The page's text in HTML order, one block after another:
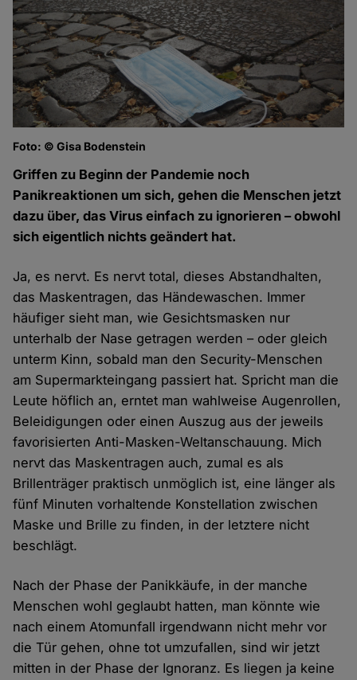
Foto: © Gisa Bodenstein
Griffen zu Beginn der Pandemie noch
Panikreaktionen um sich, gehen die Menschen jetzt
dazu über, das Virus einfach zu ignorieren – obwohl
sich eigentlich nichts geändert hat.
Ja, es nervt. Es nervt total, dieses Abstandhalten,
das Maskentragen, das Händewaschen. Immer
häufiger sieht man, wie Gesichtsmasken nur
unterhalb der Nase getragen werden – oder gleich
unterm Kinn, sobald man den Security-Menschen
am Supermarkteingang passiert hat. Spricht man die
Leute höflich an, erntet man wahlweise Augenrollen,
Beleidigungen oder einen Auszug aus der jeweils
favorisierten Anti-Masken-Weltanschauung. Mich
nervt das Maskentragen auch, zumal es als
Brillenträger praktisch unmöglich ist, eine länger als
fünf Minuten vorhaltende Konstellation zwischen
Maske und Brille zu finden, in der letztere nicht
beschlägt.
Nach der Phase der Panikkäufe, in der manche
Menschen wohl geglaubt hatten, man könnte wie
nach einem Atomunfall irgendwann nicht mehr vor
die Tür gehen, ohne tot umzufallen, sind wir jetzt
mitten in der Phase der Ignoranz. Es liegen ja keine